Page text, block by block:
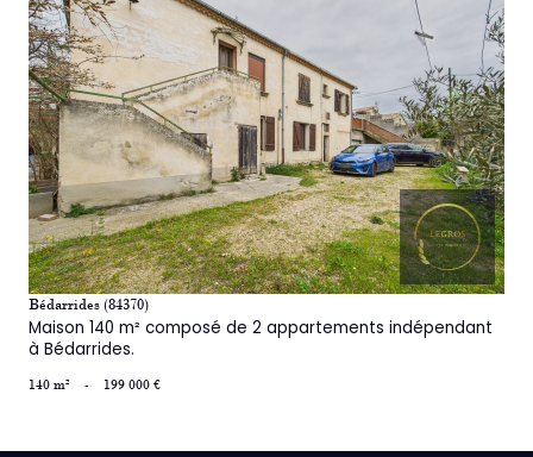
voir le bien
Bédarrides (84370)
Maison 140 m² composé de 2 appartements indépendant
à Bédarrides.
140 m² - 199 000 €